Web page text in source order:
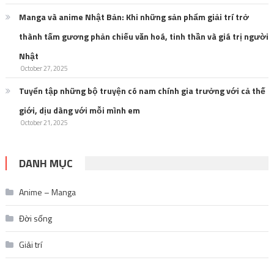
Manga và anime Nhật Bản: Khi những sản phẩm giải trí trở
thành tấm gương phản chiếu văn hoá, tinh thần và giá trị người
Nhật
October 27, 2025
Tuyển tập những bộ truyện có nam chính gia trưởng với cả thế
giới, dịu dàng với mỗi mình em
October 21, 2025
DANH MỤC
Anime – Manga
Đời sống
Giải trí